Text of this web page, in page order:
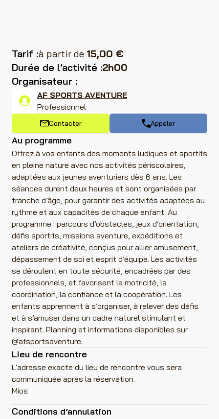
Tarif :à partir de 15,00 €
Durée de l’activité :2h00
Organisateur :
AF SPORTS AVENTURE
Professionnel
Contacter Appeler
Au programme
Offrez à vos enfants des moments ludiques et sportifs
en pleine nature avec nos activités périscolaires,
adaptées aux jeunes aventuriers dès 6 ans. Les
séances durent deux heures et sont organisées par
tranche d’âge, pour garantir des activités adaptées au
rythme et aux capacités de chaque enfant. Au
programme : parcours d’obstacles, jeux d’orientation,
défis sportifs, missions aventure, expéditions et
ateliers de créativité, conçus pour allier amusement,
dépassement de soi et esprit d’équipe. Les activités
se déroulent en toute sécurité, encadrées par des
professionnels, et favorisent la motricité, la
coordination, la confiance et la coopération. Les
enfants apprennent à s’organiser, à relever des défis
et à s’amuser dans un cadre naturel stimulant et
inspirant. Planning et informations disponibles sur
@afsportsaventure.
Lieu de rencontre
L'adresse exacte du lieu de rencontre vous sera
communiquée après la réservation.
Mios
Conditions d’annulation